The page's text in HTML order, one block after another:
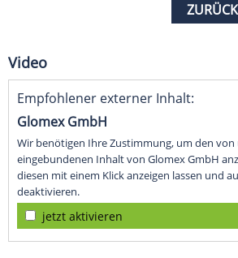
Video
Empfohlener externer Inhalt:
Glomex GmbH
Wir benötigen Ihre Zustimmung, um den von
eingebundenen Inhalt von Glomex GmbH
diesen mit einem Klick anzeigen lassen und
deaktivieren.
jetzt aktivieren